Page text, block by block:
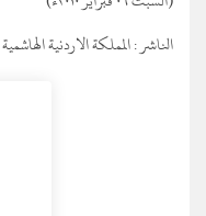
الناشر :المملكة الاردنية